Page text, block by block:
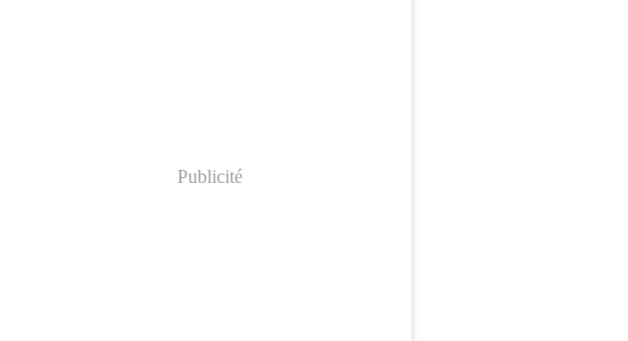
Publicité